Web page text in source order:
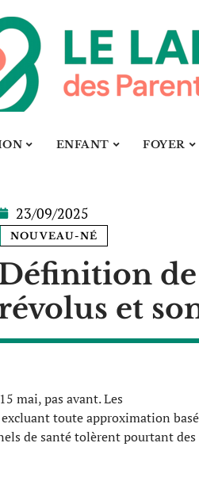
ENFANT FOYER
23/09/2025
NOUVEAU-NÉ
et
mai, pas avant. Les
toute approximation
de santé tolèrent pourtant des